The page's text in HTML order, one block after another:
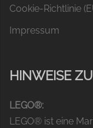
Cookie-Richtlinie
Impressum
HINWEISE
LEGO®:
LEGO® ist eine